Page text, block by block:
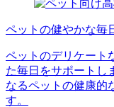
ペットの健やかな毎
ペットのデリケート
た毎日をサポートし
なるペットの健康的
す。